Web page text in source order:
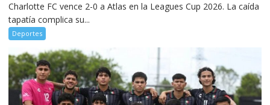
Charlotte FC vence 2-0 a Atlas en la Leagues Cup 2026. La caída
tapatía complica su...
Deportes